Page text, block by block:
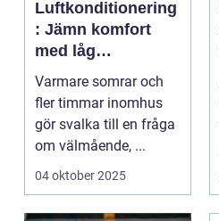
Luftkonditionering
: Jämn komfort
med låg
energiförbrukning
Varmare somrar och
fler timmar inomhus
gör svalka till en fråga
om välmående, ...
04 oktober 2025